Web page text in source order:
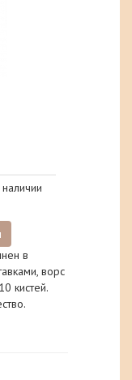
в
ворс
кистей.